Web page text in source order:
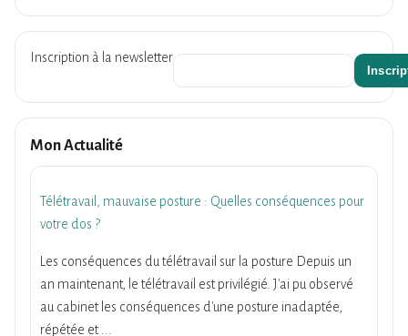
Inscription à la newsletter
Mon Actualité
Télétravail, mauvaise posture : Quelles conséquences pour
votre dos ?
Les conséquences du télétravail sur la posture Depuis un
an maintenant, le télétravail est privilégié. J'ai pu observé
au cabinet les conséquences d'une posture inadaptée,
répétée et ...